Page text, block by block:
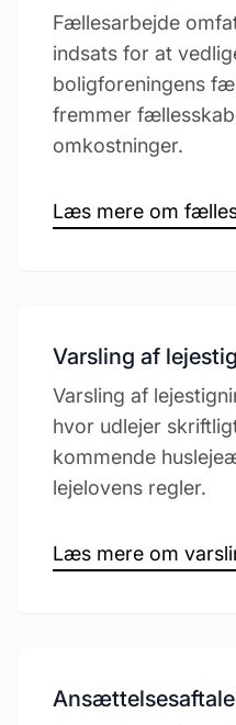
Fællesarbejde
indsats for at
boligforeningens
fremmer
omkostninger.
Læs mere om
Varsling af
Varsling af
hvor udlejer
kommende
lejelovens regler.
Læs mere om